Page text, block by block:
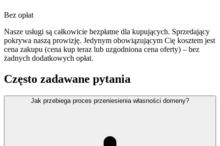
Bez opłat
Nasze usługi są całkowicie bezpłatne dla kupujących. Sprzedający
pokrywa naszą prowizję. Jedynym obowiązującym Cię kosztem jest
cena zakupu (cena kup teraz lub uzgodniona cena oferty) – bez
żadnych dodatkowych opłat.
Często zadawane pytania
Jak przebiega proces przeniesienia własności domeny?